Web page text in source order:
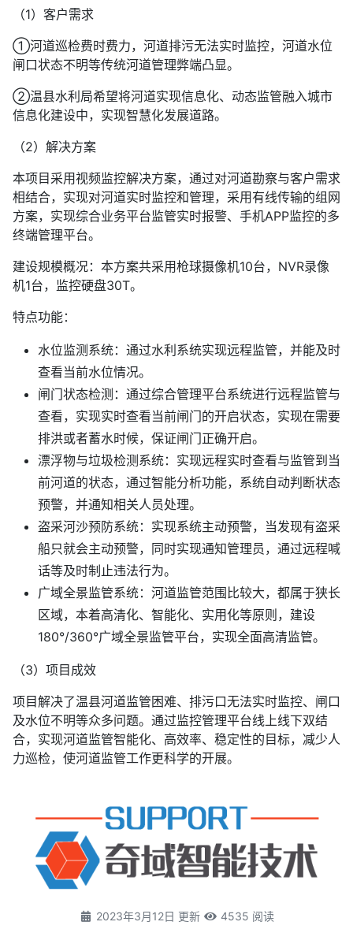
（1）客户需求
①河道巡检费时费力，河道排污无法实时监控，河道水位
闸口状态不明等传统河道管理弊端凸显。
②温县水利局希望将河道实现信息化、动态监管融入城市
信息化建设中，实现智慧化发展道路。
（2）解决方案
本项目采用视频监控解决方案，通过对河道勘察与客户需求
相结合，实现对河道实时监控和管理，采用有线传输的组网
方案，实现综合业务平台监管实时报警、手机APP监控的多
终端管理平台。
建设规模概况：本方案共采用枪球摄像机10台，NVR录像
机1台，监控硬盘30T。
特点功能：
水位监测系统：通过水利系统实现远程监管，并能及时
查看当前水位情况。
闸门状态检测：通过综合管理平台系统进行远程监管与
查看，实现实时查看当前闸门的开启状态，实现在需要
排洪或者蓄水时候，保证闸门正确开启。
漂浮物与垃圾检测系统：实现远程实时查看与监管到当
前河道的状态，通过智能分析功能，系统自动判断状态
预警，并通知相关人员处理。
盗采河沙预防系统：实现系统主动预警，当发现有盗采
船只就会主动预警，同时实现通知管理员，通过远程喊
话等及时制止违法行为。
广域全景监管系统：河道监管范围比较大，都属于狭长
区域，本着高清化、智能化、实用化等原则，建设
180°/360°广域全景监管平台，实现全面高清监管。
（3）项目成效
项目解决了温县河道监管困难、排污口无法实时监控、闸口
及水位不明等众多问题。通过监控管理平台线上线下双结
合，实现河道监管智能化、高效率、稳定性的目标，减少人
力巡检，使河道监管工作更科学的开展。
2023年3月12日 更新 4535 阅读